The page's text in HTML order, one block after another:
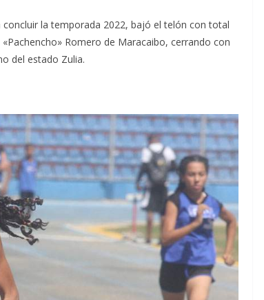
la temporada 2022, bajó el telón con total
Romero de Maracaibo, cerrando con
del estado Zulia.